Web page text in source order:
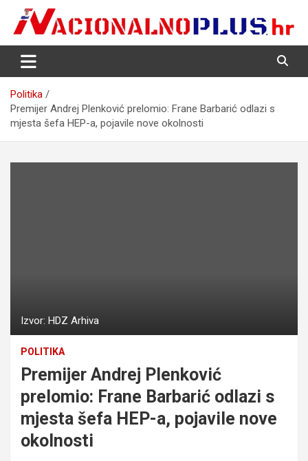
content
NacionalnoPlus.hr
Nacija želi znati više
Politika
Premijer Andrej Plenković prelomio: Frane Barbarić odlazi s
mjesta šefa HEP-a, pojavile nove okolnosti
Izvor: HDZ Arhiva
POLITIKA
Premijer Andrej Plenković
prelomio: Frane Barbarić odlazi s
mjesta šefa HEP-a, pojavile nove
okolnosti